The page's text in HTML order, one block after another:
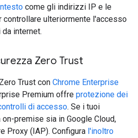
come gli indirizzi IP e le
controllare ulteriormente l'accesso
internet.
Zero Trust
Trust con Chrome Enterprise
Premium offre protezione dei
di accesso. Se i tuoi
premise sia in Google Cloud,
Proxy (IAP). Configura l'inoltro